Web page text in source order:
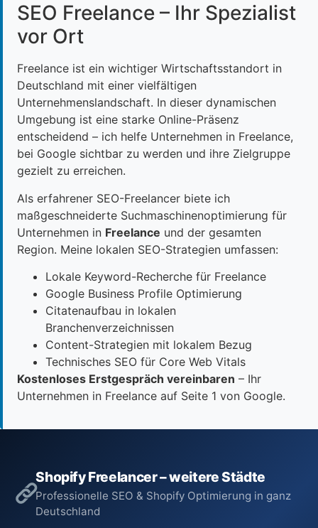
SEO Freelance – Ihr Spezialist
vor Ort
Freelance ist ein wichtiger Wirtschaftsstandort in
Deutschland mit einer vielfältigen
Unternehmenslandschaft. In dieser dynamischen
Umgebung ist eine starke Online-Präsenz
entscheidend – ich helfe Unternehmen in Freelance,
bei Google sichtbar zu werden und ihre Zielgruppe
gezielt zu erreichen.
Als erfahrener SEO-Freelancer biete ich
maßgeschneiderte Suchmaschinenoptimierung für
Unternehmen in Freelance und der gesamten
Region. Meine lokalen SEO-Strategien umfassen:
Lokale Keyword-Recherche für Freelance
Google Business Profile Optimierung
Citatenaufbau in lokalen
Branchenverzeichnissen
Content-Strategien mit lokalem Bezug
Technisches SEO für Core Web Vitals
Kostenloses Erstgespräch vereinbaren – Ihr
Unternehmen in Freelance auf Seite 1 von Google.
Shopify Freelancer – weitere Städte
Professionelle SEO & Shopify Optimierung in ganz
Deutschland